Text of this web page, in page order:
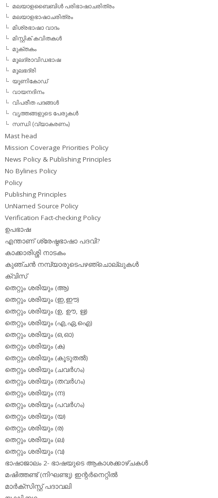
മലയാളബൈബിള്‍ പരിഭാഷാചരിത്രം
മലയാളഭാഷാചരിത്രം
മിശ്രഭാഷാ വാദം
മിസ്റ്റിക് കവിതകള്‍
മുക്തകം
മൂലദ്രാവിഡഭാഷ
മൂലഭദ്രി
യൂണികോഡ്
വായനദിനം
വിപരീത പദങ്ങള്‍
വൃത്തങ്ങളുടെ പേരുകള്‍
സന്ധി (വ്യാകരണം)
Mast head
Mission Coverage Priorities Policy
News Policy & Publishing Principles
No Bylines Policy
Policy
Publishing Principles
UnNamed Source Policy
Verification Fact-checking Policy
ഉപഭാഷ
എന്താണ് ശ്രേഷ്ഠഭാഷാ പദവി?
കാക്കാരിശ്ശി നാടകം
കുഞ്ചന്‍ നമ്പ്യാരുടെപഴഞ്ചൊല്ലുകള്‍
ക്വിസ്
തെറ്റും ശരിയും (ആ)
തെറ്റും ശരിയും (ഇ,ഈ)
തെറ്റും ശരിയും (ഉ, ഊ, ഋ)
തെറ്റും ശരിയും (എ,ഏ,ഐ)
തെറ്റും ശരിയും (ഒ,ഓ)
തെറ്റും ശരിയും (ക)
തെറ്റും ശരിയും (കൂടുതല്‍)
തെറ്റും ശരിയും (ചവര്‍ഗം)
തെറ്റും ശരിയും (തവര്‍ഗം)
തെറ്റും ശരിയും (ന)
തെറ്റും ശരിയും (പവര്‍ഗം)
തെറ്റും ശരിയും (യ)
തെറ്റും ശരിയും (ര)
തെറ്റും ശരിയും (ല)
തെറ്റും ശരിയും (വ)
ഭാഷാജാലം 2- ഭാഷയുടെ ആകാശക്കാഴ്ചകള്‍
മഷിത്തണ്ട് (നിഘണ്ടു) ഇന്റര്‍നെറ്റില്‍
മാര്‍ക്‌സിസ്റ്റ് പദാവലി